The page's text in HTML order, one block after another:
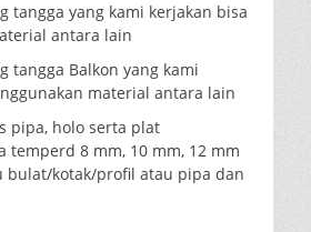
tangga yang kami kerjakan bisa
antara lain
tangga Balkon yang kami
material antara lain
pipa, holo serta plat
temperd 8 mm, 10 mm, 12 mm
bulat/kotak/profil atau pipa dan